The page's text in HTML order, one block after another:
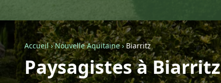
Accueil›Nouvelle Aquitaine›Biarritz
Paysagistes à Biarritz